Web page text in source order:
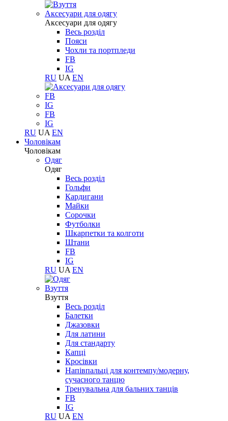
Aксесуари для одягу
Aксесуари для одягу
Весь розділ
Пояси
Чохли та портпледи
FB
IG
RU UA EN
FB
IG
FB
IG
RU UA EN
Чоловікам
Чоловікам
Одяг
Одяг
Весь розділ
Гольфи
Кардигани
Майки
Сорочки
Футболки
Шкарпетки та колготи
Штани
FB
IG
RU UA EN
Взуття
Взуття
Весь розділ
Балетки
Джазовки
Для латини
Для стандарту
Капці
Кросівки
Напівпальці для контемпу/модерну,
сучасного танцю
Тренувальна для бальних танців
FB
IG
RU UA EN